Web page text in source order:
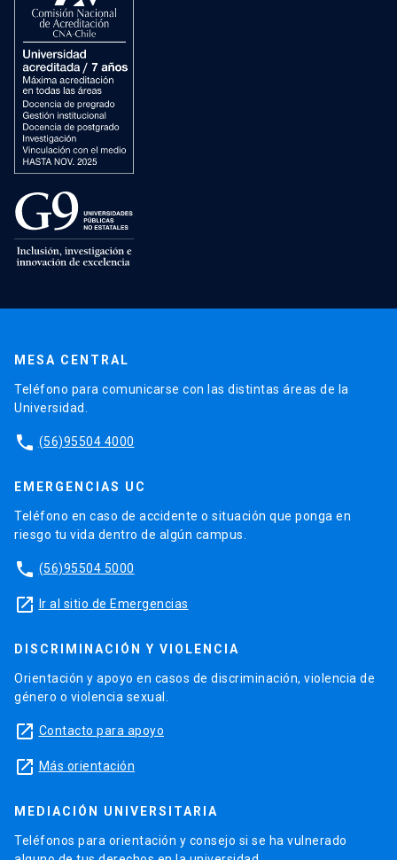
MESA CENTRAL
Teléfono para comunicarse con las distintas áreas de la
Universidad.
phone (56)95504 4000
EMERGENCIAS UC
Teléfono en caso de accidente o situación que ponga en
riesgo tu vida dentro de algún campus.
phone (56)95504 5000
launch Ir al sitio de Emergencias
DISCRIMINACIÓN Y VIOLENCIA
Orientación y apoyo en casos de discriminación, violencia de
género o violencia sexual.
launch Contacto para apoyo
launch Más orientación
MEDIACIÓN UNIVERSITARIA
Teléfonos para orientación y consejo si se ha vulnerado